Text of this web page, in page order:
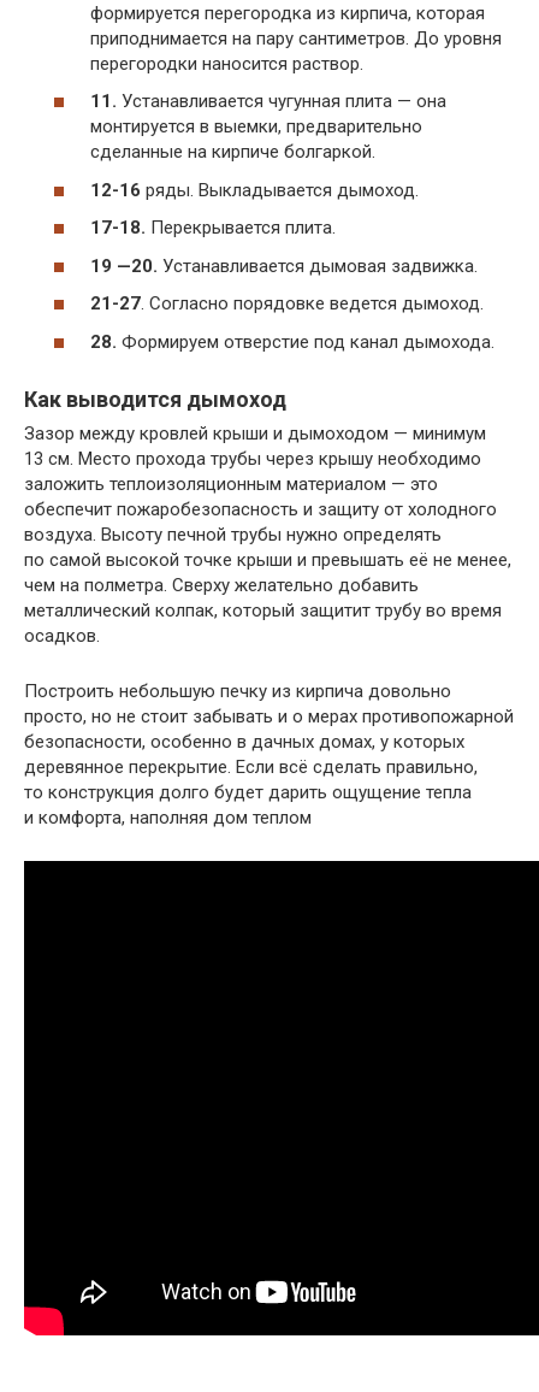
формируется перегородка из кирпича, которая
приподнимается на пару сантиметров. До уровня
перегородки наносится раствор.
11. Устанавливается чугунная плита — она
монтируется в выемки, предварительно
сделанные на кирпиче болгаркой.
12-16 ряды. Выкладывается дымоход.
17-18. Перекрывается плита.
19 —20. Устанавливается дымовая задвижка.
21-27. Согласно порядовке ведется дымоход.
28. Формируем отверстие под канал дымохода.
Как выводится дымоход
Зазор между кровлей крыши и дымоходом — минимум
13 см. Место прохода трубы через крышу необходимо
заложить теплоизоляционным материалом — это
обеспечит пожаробезопасность и защиту от холодного
воздуха. Высоту печной трубы нужно определять
по самой высокой точке крыши и превышать её не менее,
чем на полметра. Сверху желательно добавить
металлический колпак, который защитит трубу во время
осадков.
Построить небольшую печку из кирпича довольно
просто, но не стоит забывать и о мерах противопожарной
безопасности, особенно в дачных домах, у которых
деревянное перекрытие. Если всё сделать правильно,
то конструкция долго будет дарить ощущение тепла
и комфорта, наполняя дом теплом